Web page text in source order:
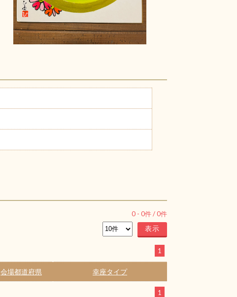
0 - 0件 /0件
1
会場都道府県 幸座タイプ
1